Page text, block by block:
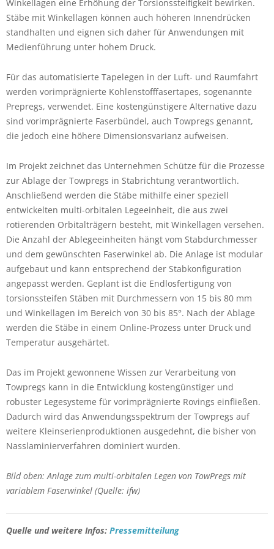
Winkellagen eine Erhöhung der Torsionssteifigkeit bewirken.
Stäbe mit Winkellagen können auch höheren Innendrücken
standhalten und eignen sich daher für Anwendungen mit
Medienführung unter hohem Druck.
Für das automatisierte Tapelegen in der Luft- und Raumfahrt
werden vorimprägnierte Kohlenstofffasertapes, sogenannte
Prepregs, verwendet. Eine kostengünstigere Alternative dazu
sind vorimprägnierte Faserbündel, auch Towpregs genannt,
die jedoch eine höhere Dimensionsvarianz aufweisen.
Im Projekt zeichnet das Unternehmen Schütze für die Prozesse
zur Ablage der Towpregs in Stabrichtung verantwortlich.
Anschließend werden die Stäbe mithilfe einer speziell
entwickelten multi-orbitalen Legeeinheit, die aus zwei
rotierenden Orbitalträgern besteht, mit Winkellagen versehen.
Die Anzahl der Ablegeeinheiten hängt vom Stabdurchmesser
und dem gewünschten Faserwinkel ab. Die Anlage ist modular
aufgebaut und kann entsprechend der Stabkonfiguration
angepasst werden. Geplant ist die Endlosfertigung von
torsionssteifen Stäben mit Durchmessern von 15 bis 80 mm
und Winkellagen im Bereich von 30 bis 85°. Nach der Ablage
werden die Stäbe in einem Online-Prozess unter Druck und
Temperatur ausgehärtet.
Das im Projekt gewonnene Wissen zur Verarbeitung von
Towpregs kann in die Entwicklung kostengünstiger und
robuster Legesysteme für vorimprägnierte Rovings einfließen.
Dadurch wird das Anwendungsspektrum der Towpregs auf
weitere Kleinserienproduktionen ausgedehnt, die bisher von
Nasslaminierverfahren dominiert wurden.
Bild oben: Anlage zum multi-orbitalen Legen von TowPregs mit
variablem Faserwinkel (Quelle: ifw)
Quelle und weitere Infos: Pressemitteilung